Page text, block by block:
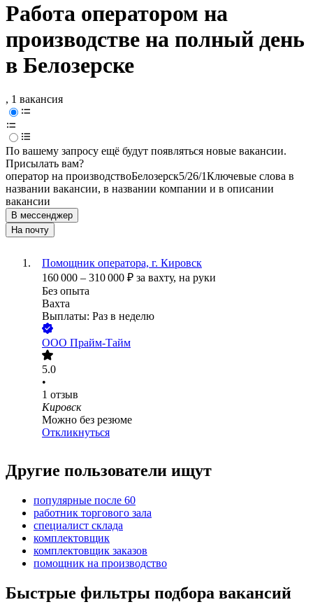
Работа оператором на
производстве на полный день
в Белозерске
, 1 вакансия
По вашему запросу ещё будут появляться новые вакансии.
Присылать вам?
оператор на производствоБелозерск5/26/1Ключевые слова в
названии вакансии, в названии компании и в описании
вакансии
В мессенджер
На почту
Помощник оператора, г. Кировск
160 000 – 310 000 ₽ за вахту, на руки
Без опыта
Вахта
Выплаты: Раз в неделю
ООО Прайм-Тайм
5.0
•
1 отзыв
Кировск
Можно без резюме
Откликнуться
Другие пользователи ищут
популярные после 60
работник торгового зала
специалист склада
комплектовщик
комплектовщик заказов
помощник на производство
Быстрые фильтры подбора вакансий